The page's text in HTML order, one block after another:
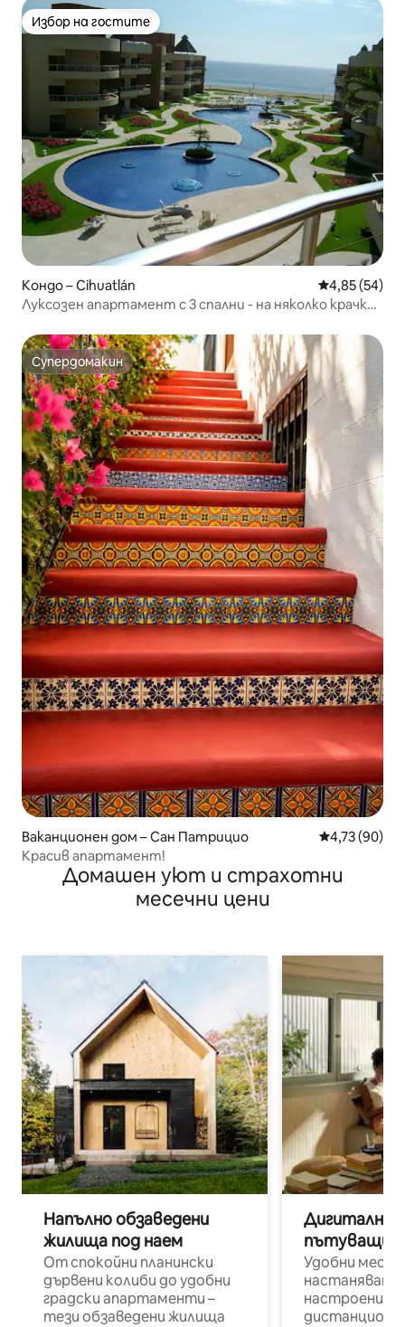
Избор на гостите
Избор на гостите
Кондо – Cihuatlán Средна
4,85 (54)
Луксозен апартамент с 3 спални - на няколко крачки
Супердомакин
Супердомакин
Ваканционен дом – Сан Патрицио Средна
4,73 (90)
Красив апартамент!
Домашен уют и страхотни
месечни цени
Напълно обзаведени
жилища под наем
От спокойни планински
дървени колиби до удобни
градски апартаменти –
тези обзаведени жилища
Дигитални
пътуващи
Удобни
настаняване
настроени и